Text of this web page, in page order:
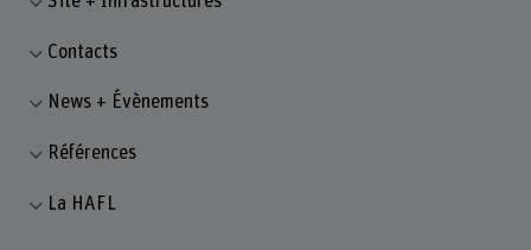
Contacts
News + Évènements
Références
La HAFL